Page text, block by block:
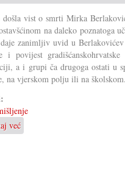
došla vist o smrti Mirka
na daleko poznatoga
zanimljiv uvid u
i povijest
a i grupi ča drugoga ostati u
na vjerskom polju ili na školskom.
već
Ča